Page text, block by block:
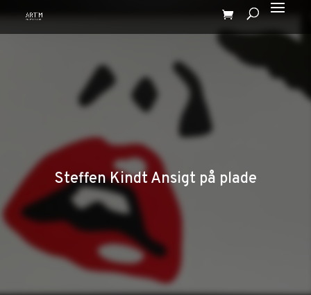
Steffen Kindt Ansigt på plade